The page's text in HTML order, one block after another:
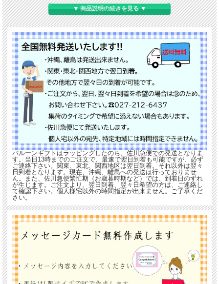
▼ 商品説明の続きを見る ▼
バルーンギフトはラッピングしたのち、佐川急便での発送となりま
す。当日13時までのご注文で、最速で翌日到着も可能ですが、必ず
ご連絡下さい。関東、東北、関西地区は翌日到着。それ以外は翌々
日到着となります。現在、沖縄、離島への発送は行っておりませ
ん。また、佐川急便繁忙期（お歳暮時期など）では、到着日のずれ
が生じます。ご注文より、翌日到着、翌々日希望の方は、ご連絡し
て確認下さい。個人様宅以外の時間指定が出来ません。ご了承くだ
さい。